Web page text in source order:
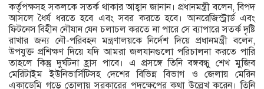
কর্তৃপক্ষসহ সকলকে সতর্ক থাকার আহ্বান জানান। প্রধানমন্ত্রী বলেন, বিপদ
আসলে ধৈর্য ধরতে হবে এবং সবর করতে হবে। আনরেজিস্ট্রার্ড এবং
ফিটনেস বিহীন নৌযান যেন চলাচল করতে না পারে সে ব্যাপারে সতর্ক দৃষ্টি
রাখার জন্য নৌ-পরিবহন মন্ত্রণালয়কে নির্দেশ দিয়ে প্রধানমন্ত্রী বলেন,
উপযুক্ত প্রশিক্ষণ দিয়ে যদি আমরা জলযানগুলো পরিচালনা করতে পারি
তাহলে কিন্তু দুর্ঘটনা হ্রাস পাবে। এ প্রসঙ্গে তিনি বঙ্গবন্ধু শেখ মুজিব
মেরিটাইম ইউনিভার্সিটিসহ দেশের বিভিন্ন বিভাগ ও জেলায় মেরিন
একাডেমি গড়ে তোলায় সরকারের পদক্ষেপের কথা উল্লেখ করেন। তিনি